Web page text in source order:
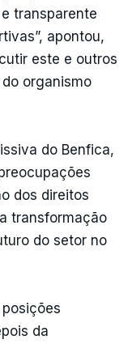
transparente
apontou,
este e outros
organismo
do Benfica,
dos direitos
transformação
do setor no
da